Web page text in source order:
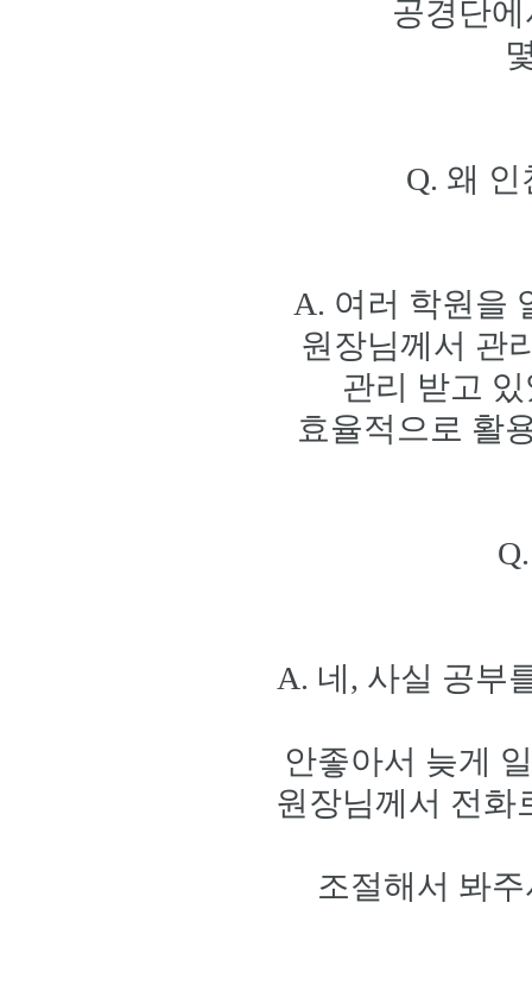
공경단
Q. 왜
A. 여러 학원을
원장님께서 관
관리 받고
효율적으로 활
A. 네, 사실 공부
안좋아서 늦게
원장님께서 전화
조절해서 봐